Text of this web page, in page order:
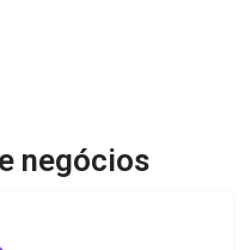
negócios